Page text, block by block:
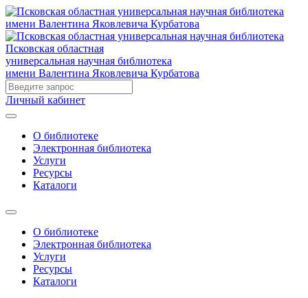
Псковская областная
универсальная научная библиотека
имени Валентина Яковлевича Курбатова
Личный кабинет
О библиотеке
Электронная библиотека
Услуги
Ресурсы
Каталоги
О библиотеке
Электронная библиотека
Услуги
Ресурсы
Каталоги